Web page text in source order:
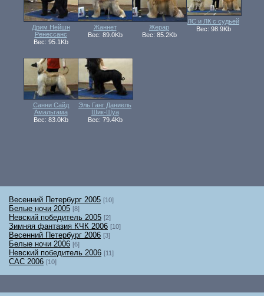
Дрим Нейшн
Ренессанс
Вес: 95.1Kb
Жаннет
Вес: 89.0Kb
Жерар
Вес: 85.2Kb
ЛС и ЛК с судьей
Вес: 98.9Kb
Санни Сайд
Амальгама
Вес: 83.0Kb
Эль Ганг Даниель
Шик-Шуа
Вес: 79.4Kb
Весенний Петербург 2005 [10]
Белые ночи 2005 [8]
Невский победитель 2005 [2]
Зимняя фантазия КЧК 2006 [10]
Весенний Петербург 2006 [3]
Белые ночи 2006 [6]
Невский победитель 2006 [11]
САС 2006 [10]